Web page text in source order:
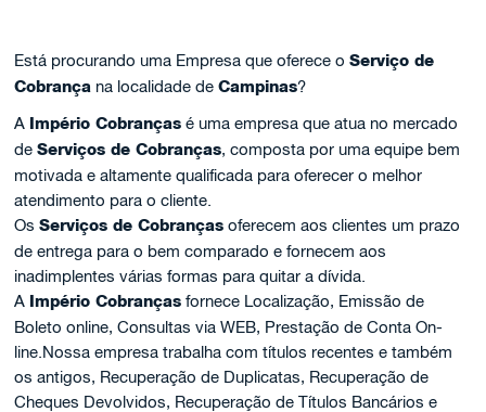
Está procurando uma Empresa que oferece oServiço de
Cobrança na localidade deCampinas?
A Império Cobranças é uma empresa que atua no mercado
deServiços de Cobranças, composta por uma equipe bem
motivada e altamente qualificada para oferecer o melhor
atendimento para o cliente.
OsServiços de Cobranças oferecem aos clientes um prazo
de entrega para o bem comparado e fornecem aos
inadimplentes várias formas para quitar a dívida.
A Império Cobranças fornece Localização, Emissão de
Boleto online, Consultas via WEB, Prestação de Conta On-
line.Nossa empresa trabalha com títulos recentes e também
os antigos, Recuperação de Duplicatas, Recuperação de
Cheques Devolvidos, Recuperação de Títulos Bancários e